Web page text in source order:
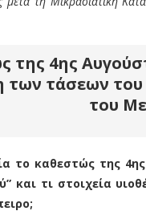
της 4ης
των τάσεων του
του
το καθεστώς της 4ης
και τι στοιχεία